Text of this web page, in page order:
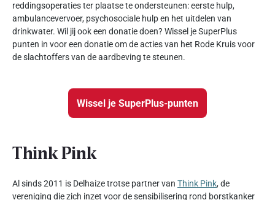
reddingsoperaties ter plaatse te ondersteunen: eerste hulp,
ambulancevervoer, psychosociale hulp en het uitdelen van
drinkwater. Wil jij ook een donatie doen? Wissel je SuperPlus
punten in voor een donatie om de acties van het Rode Kruis voor
de slachtoffers van de aardbeving te steunen.
Wissel je SuperPlus-punten
Think Pink
Al sinds 2011 is Delhaize trotse partner van Think Pink, de
vereniging die zich inzet voor de sensibilisering rond borstkanker